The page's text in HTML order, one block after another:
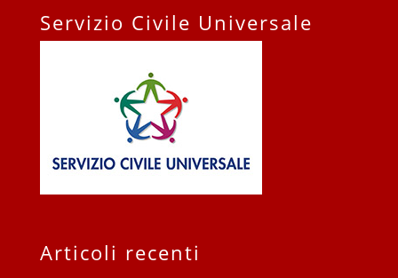
Servizio Civile Universale
Articoli recenti